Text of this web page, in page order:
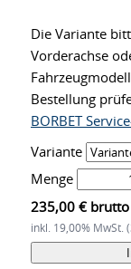
Die Variante
Vorderachse
Bestellung
BORBET
Variante
Menge
235,00 € brutto
inkl. 19,00% MwSt.